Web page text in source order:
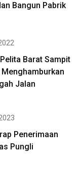
Bangun Pabrik
Barat Sampit
Jalan
Penerimaan
Pungli